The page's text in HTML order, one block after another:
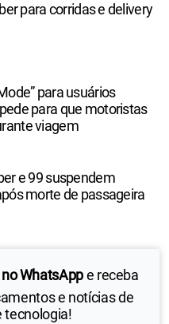
WhatsAppe receba
e notícias de
tecnologia!
para corridas e delivery
para usuários
para que motoristas
viagem
e 99 suspendem
morte de passageira